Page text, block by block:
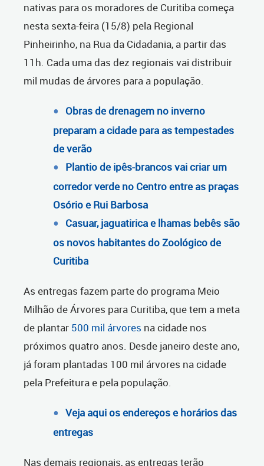
nativas para os moradores de Curitiba começa
nesta sexta-feira (15/8) pela Regional
Pinheirinho, na Rua da Cidadania, a partir das
11h. Cada uma das dez regionais vai distribuir
mil mudas de árvores para a população.
Obras de drenagem no inverno
preparam a cidade para as tempestades
de verão
Plantio de ipês-brancos vai criar um
corredor verde no Centro entre as praças
Osório e Rui Barbosa
Casuar, jaguatirica e lhamas bebês são
os novos habitantes do Zoológico de
Curitiba
As entregas fazem parte do programa Meio
Milhão de Árvores para Curitiba, que tem a meta
de plantar 500 mil árvores na cidade nos
próximos quatro anos. Desde janeiro deste ano,
já foram plantadas 100 mil árvores na cidade
pela Prefeitura e pela população.
Veja aqui os endereços e horários das
entregas
Nas demais regionais, as entregas terão